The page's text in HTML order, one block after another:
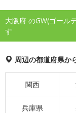
大阪府 のGW(ゴール
す
周辺の都道府県か
関西
兵庫県